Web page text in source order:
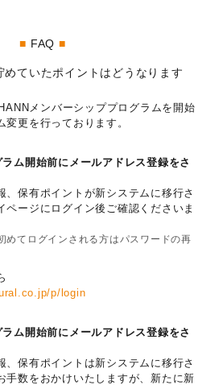
■ FAQ ■
ていたポイントはどうなります
メンバーシッププログラムを開始
更を行っております。
ム開始前にメールアドレス登録をさ
、保有ポイントが新システムに移行さ
ページにログイン後ご確認くださいま
てログインされる方はパスワードの再
p/login
ム開始前にメールアドレス登録をさ
、保有ポイントは新システムに移行さ
手数をおかけいたしますが、新たに新